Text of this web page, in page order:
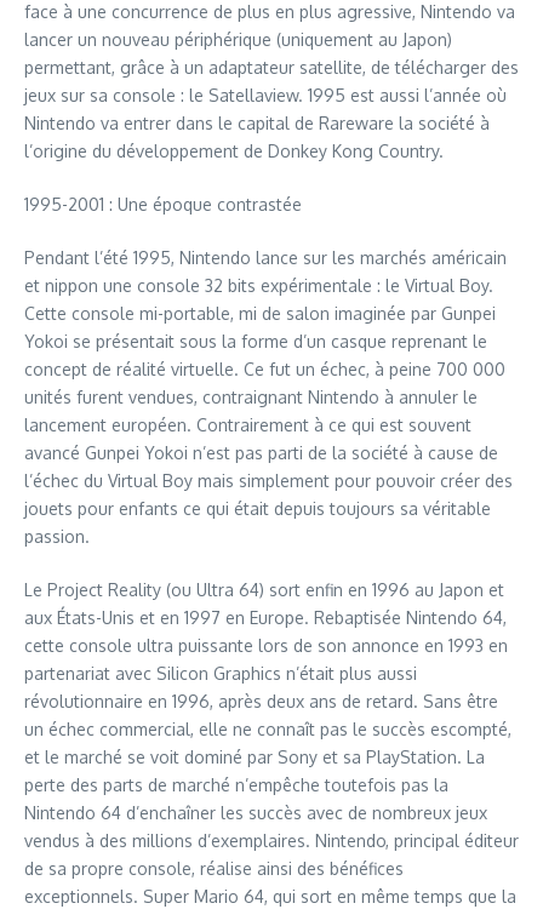
face à une concurrence de plus en plus agressive, Nintendo va
lancer un nouveau périphérique (uniquement au Japon)
permettant, grâce à un adaptateur satellite, de télécharger des
jeux sur sa console : le Satellaview. 1995 est aussi l’année où
Nintendo va entrer dans le capital de Rareware la société à
l’origine du développement de Donkey Kong Country.
1995-2001 : Une époque contrastée
Pendant l’été 1995, Nintendo lance sur les marchés américain
et nippon une console 32 bits expérimentale : le Virtual Boy.
Cette console mi-portable, mi de salon imaginée par Gunpei
Yokoi se présentait sous la forme d’un casque reprenant le
concept de réalité virtuelle. Ce fut un échec, à peine 700 000
unités furent vendues, contraignant Nintendo à annuler le
lancement européen. Contrairement à ce qui est souvent
avancé Gunpei Yokoi n’est pas parti de la société à cause de
l’échec du Virtual Boy mais simplement pour pouvoir créer des
jouets pour enfants ce qui était depuis toujours sa véritable
passion.
Le Project Reality (ou Ultra 64) sort enfin en 1996 au Japon et
aux États-Unis et en 1997 en Europe. Rebaptisée Nintendo 64,
cette console ultra puissante lors de son annonce en 1993 en
partenariat avec Silicon Graphics n’était plus aussi
révolutionnaire en 1996, après deux ans de retard. Sans être
un échec commercial, elle ne connaît pas le succès escompté,
et le marché se voit dominé par Sony et sa PlayStation. La
perte des parts de marché n’empêche toutefois pas la
Nintendo 64 d’enchaîner les succès avec de nombreux jeux
vendus à des millions d’exemplaires. Nintendo, principal éditeur
de sa propre console, réalise ainsi des bénéfices
exceptionnels. Super Mario 64, qui sort en même temps que la